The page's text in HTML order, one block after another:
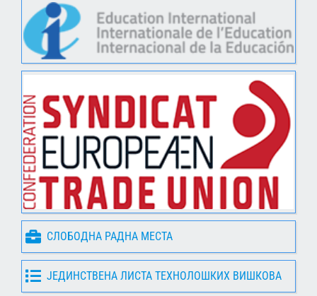
СЛОБОДНА РАДНА МЕСТА
ЈЕДИНСТВЕНА ЛИСТА ТЕХНОЛОШКИХ ВИШКОВА